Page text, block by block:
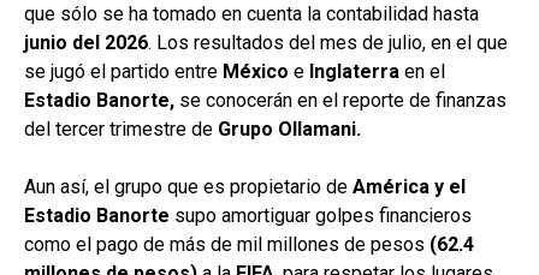
que sólo se ha tomado en cuenta la contabilidad hasta
junio del 2026. Los resultados del mes de julio, en el que
se jugó el partido entre México e Inglaterra en el
Estadio Banorte, se conocerán en el reporte de finanzas
del tercer trimestre de Grupo Ollamani.
Aun así, el grupo que es propietario de América y el
Estadio Banorte supo amortiguar golpes financieros
como el pago de más de mil millones de pesos (62.4